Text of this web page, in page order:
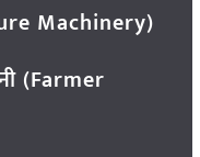
Machinery)
(Farmer